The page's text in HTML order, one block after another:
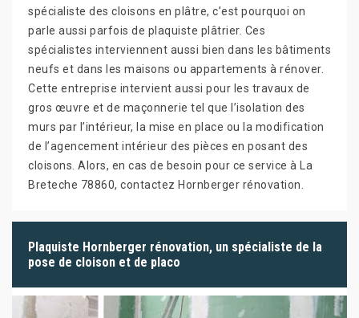
spécialiste des cloisons en plâtre, c’est pourquoi on
parle aussi parfois de plaquiste plâtrier. Ces
spécialistes interviennent aussi bien dans les bâtiments
neufs et dans les maisons ou appartements à rénover.
Cette entreprise intervient aussi pour les travaux de
gros œuvre et de maçonnerie tel que l’isolation des
murs par l’intérieur, la mise en place ou la modification
de l’agencement intérieur des pièces en posant des
cloisons. Alors, en cas de besoin pour ce service à La
Breteche 78860, contactez Hornberger rénovation.
Plaquiste Hornberger rénovation, un spécialiste de la
pose de cloison et de placo